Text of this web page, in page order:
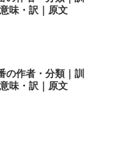
味・訳｜原文
の作者・分類｜訓
味・訳｜原文